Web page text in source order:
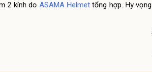
2 kính doASAMA Helmettổng hợp. Hy